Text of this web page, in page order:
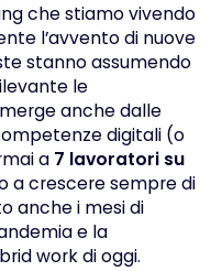
che stiamo vivendo
l’avvento di nuove
stanno assumendo
le
anche dalle
digitali (o
a 7 lavoratori su
a crescere sempre di
anche i mesi di
e la
work di oggi.